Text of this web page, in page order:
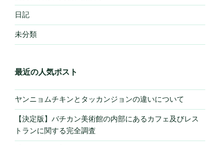
日記
未分類
最近の人気ポスト
ヤンニョムチキンとタッカンジョンの違いについて
【決定版】バチカン美術館の内部にあるカフェ及びレス
トランに関する完全調査